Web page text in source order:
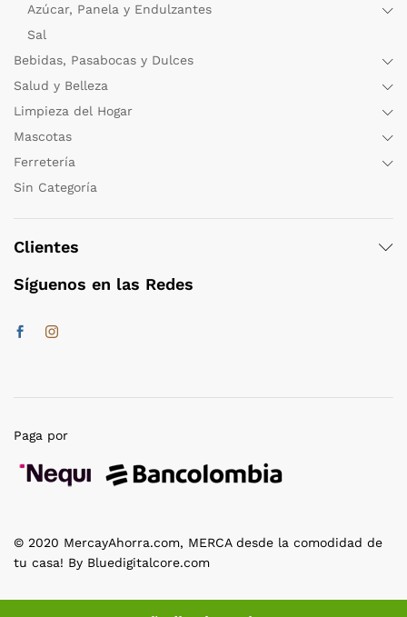
Azúcar, Panela y Endulzantes
Sal
Bebidas, Pasabocas y Dulces
Salud y Belleza
Limpieza del Hogar
Mascotas
Ferretería
Sin Categoría
Clientes
Síguenos en las Redes
© 2020 MercayAhorra.com, MERCA desde la comodidad de
tu casa! By Bluedigitalcore.com
Paga por